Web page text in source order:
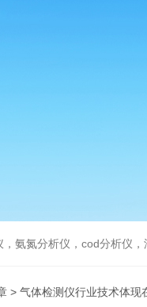
，氨氮分析仪，cod分析仪
> 气体检测仪行业技术体现